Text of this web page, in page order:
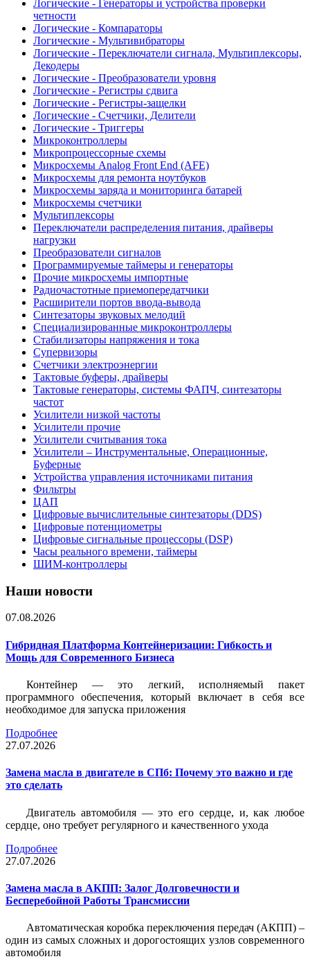
Логические - Генераторы и устройства проверки
четности
Логические - Компараторы
Логические - Мультивибраторы
Логические - Переключатели сигнала, Мультиплексоры,
Декодеры
Логические - Преобразователи уровня
Логические - Регистры сдвига
Логические - Регистры-защелки
Логические - Счетчики, Делители
Логические - Триггеры
Микроконтроллеры
Микропроцессорные схемы
Микросхемы Analog Front End (AFE)
Микросхемы для ремонта ноутбуков
Микросхемы заряда и мониторинга батарей
Микросхемы счетчики
Мультиплексоры
Переключатели распределения питания, драйверы
нагрузки
Преобразователи сигналов
Программируемые таймеры и генераторы
Прочие микросхемы импортные
Радиочастотные приемопередатчики
Расширители портов ввода-вывода
Синтезаторы звуковых мелодий
Специализированные микроконтроллеры
Стабилизаторы напряжения и тока
Супервизоры
Счетчики электроэнергии
Тактовые буферы, драйверы
Тактовые генераторы, системы ФАПЧ, синтезаторы
частот
Усилители низкой частоты
Усилители прочие
Усилители считывания тока
Усилители – Инструментальные, Операционные,
Буферные
Устройства управления источниками питания
Фильтры
ЦАП
Цифровые вычислительные синтезаторы (DDS)
Цифровые потенциометры
Цифровые сигнальные процессоры (DSP)
Часы реального времени, таймеры
ШИМ-контроллеры
Наши новости
07.08.2026
Гибридная Платформа Контейнеризации: Гибкость и
Мощь для Современного Бизнеса
Контейнер — это легкий, исполняемый пакет
программного обеспечения, который включает в себя все
необходимое для запуска приложения
Подробнее
27.07.2026
Замена масла в двигателе в СПб: Почему это важно и где
это сделать
Двигатель автомобиля — это его сердце, и, как любое
сердце, оно требует регулярного и качественного ухода
Подробнее
27.07.2026
Замена масла в АКПП: Залог Долговечности и
Бесперебойной Работы Трансмиссии
Автоматическая коробка переключения передач (АКПП) –
один из самых сложных и дорогостоящих узлов современного
автомобиля